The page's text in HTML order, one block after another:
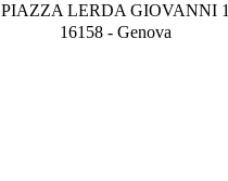
PIAZZA LERDA GIOVANNI 1
16158 - Genova